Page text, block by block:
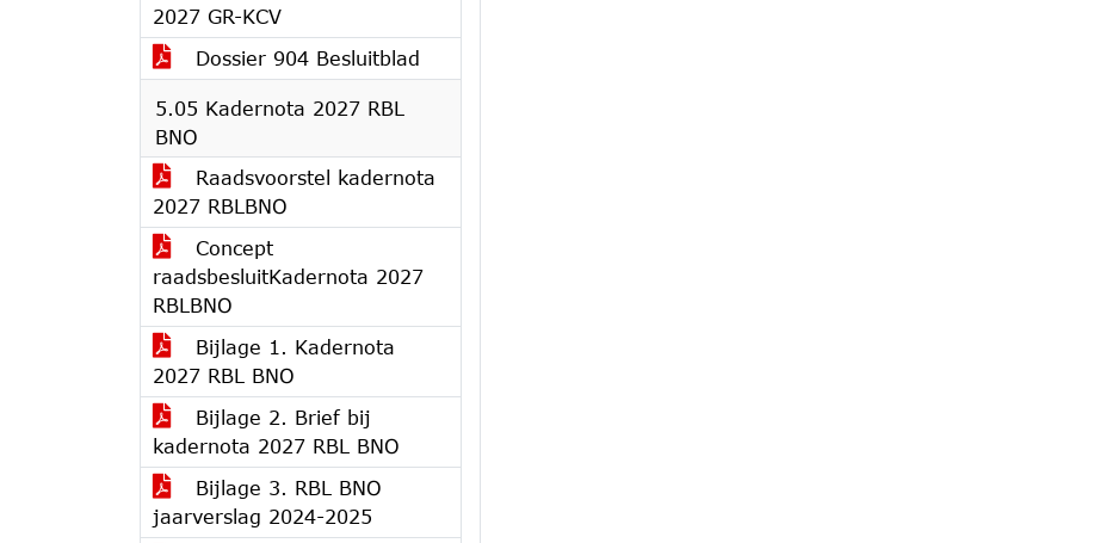
2027 GR-KCV
Dossier 904 Besluitblad
5.05 Kadernota 2027 RBL
BNO
Raadsvoorstel kadernota
2027 RBLBNO
Concept
raadsbesluitKadernota 2027
RBLBNO
Bijlage 1. Kadernota
2027 RBL BNO
Bijlage 2. Brief bij
kadernota 2027 RBL BNO
Bijlage 3. RBL BNO
jaarverslag 2024-2025